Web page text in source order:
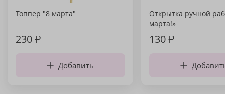
Топпер "8 марта"
230₽
Добавить
Открытка ручной
марта!»
130₽